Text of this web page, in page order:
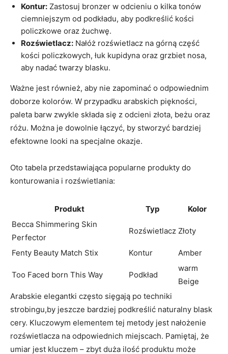
Kontur: Zastosuj bronzer ​w​ odcieniu o kilka tonów
‌ciemniejszym od podkładu,⁣ aby podkreślić kości
policzkowe oraz żuchwę.
Rozświetlacz: Nałóż rozświetlacz na górną część
kości policzkowych,‍ łuk kupidyna oraz grzbiet nosa,
aby​ nadać twarzy blasku.
Ważne jest również, aby nie zapominać o odpowiednim
doborze kolorów. W przypadku arabskich piękności,
paleta barw zwykle składa się ‍z‍ odcieni złota, beżu oraz
różu. Można je dowolnie łączyć, by ​stworzyć⁢ bardziej
efektowne ‍looki na specjalne okazje.
Oto tabela przedstawiająca popularne‍ produkty do
‌konturowania ⁣i rozświetlania:
Produkt Typ
Kolor
Becca Shimmering⁣ Skin
Perfector
Rozświetlacz Złoty
Fenty Beauty‌ Match Stix Kontur Amber
Too Faced born⁤ This Way Podkład
warm
Beige
Arabskie elegantki często sięgają‍ po techniki
‌strobingu,by jeszcze bardziej podkreślić ‌naturalny blask
cery. Kluczowym elementem tej metody⁤ jest nałożenie
rozświetlacza‍ na odpowiednich miejscach. ⁣Pamiętaj, ​że⁣
umiar jest​ kluczem – zbyt duża​ ilość ‌produktu może